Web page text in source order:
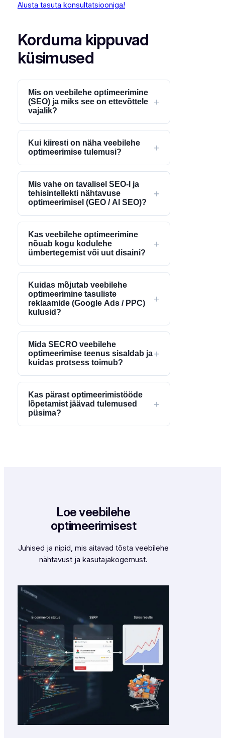
Alusta tasuta konsultatsiooniga!
Korduma kippuvad
küsimused
Mis on veebilehe optimeerimine
(SEO) ja miks see on ettevõttele
vajalik?
+
Kui kiiresti on näha veebilehe
optimeerimise tulemusi?
+
Mis vahe on tavalisel SEO-l ja
tehisintellekti nähtavuse
optimeerimisel (GEO / AI SEO)?
+
Kas veebilehe optimeerimine
nõuab kogu kodulehe
ümbertegemist või uut disaini?
+
Kuidas mõjutab veebilehe
optimeerimine tasuliste
reklaamide (Google Ads / PPC)
kulusid?
+
Mida SECRO veebilehe
optimeerimise teenus sisaldab ja
kuidas protsess toimub?
+
Kas pärast optimeerimistööde
lõpetamist jäävad tulemused
püsima?
+
Loe veebilehe
optimeerimisest
Juhised ja nipid, mis aitavad tõsta veebilehe
nähtavust ja kasutajakogemust.